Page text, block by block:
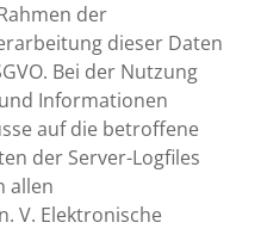
der
dieser Daten
Bei der Nutzung
Informationen
auf die betroffene
der Server-Logfiles
allen
V. Elektronische